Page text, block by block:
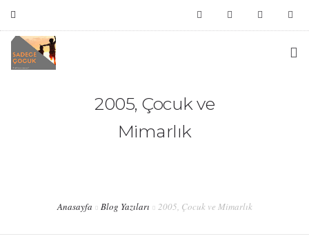
DESTEK
2005, Çocuk ve
Mimarlık
Anasayfa Blog Yazıları 2005, Çocuk ve Mimarlık